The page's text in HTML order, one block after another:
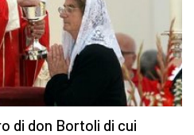
di don Bortoli di cui